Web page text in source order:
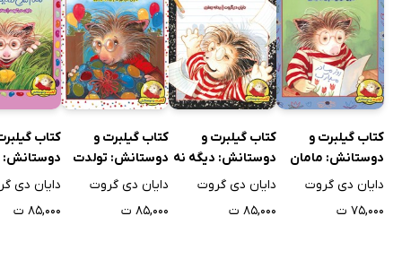
کتاب گیلبرت و
دوستانش: مامان
تو بهترینی!
دایان دی گروت
۷۵,۰۰۰ ت
کتاب گیلبرت و
دوستانش: دیگه نه
مداد و نه کتاب!
دایان دی گروت
۸۵,۰۰۰ ت
کتاب گیلبرت و
دوستانش: تولدت
نمبارک!
دایان دی گروت
۸۵,۰۰۰ ت
کتاب
دوستانش:
نفر تخم
دایان دی
۸۵,۰۰۰ ت